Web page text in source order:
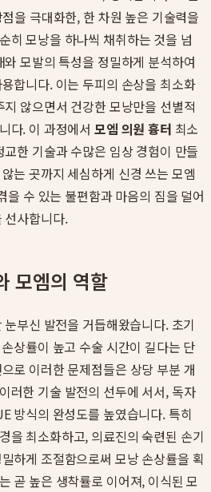
을 극대화한, 한 차원 높은 기술력을
히 모낭을 하나씩 채취하는 것을 넘
모발의 특성을 정밀하게 분석하여
합니다. 이는 두피의 손상을 최소화
않으면서 건강한 모낭만을 선별적
다. 이 과정에서 모엠 의원 흉터 최소
한 기술과 수많은 임상 경험이 만들
는 곳까지 세심하게 신경 쓰는 모엠
을 수 있는 불편함과 마음의 짐을 덜어
선사합니다.
모엠의 역할
부신 발전을 거듭해왔습니다. 초기
상률이 높고 수술 시간이 길다는 단
로 이러한 문제점들은 상당 부분 개
러한 기술 발전의 선두에 서서, 독자
방식의 완성도를 높였습니다. 특히
을 최소화하고, 의료진의 숙련된 손기
하게 조절함으로써 모낭 손상률을 획
곧 높은 생착률로 이어져, 이식된 모